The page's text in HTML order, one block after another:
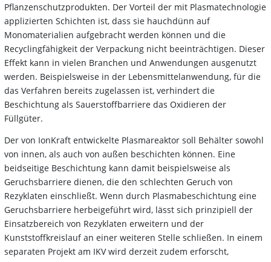
Pflanzenschutzprodukten. Der Vorteil der mit Plasmatechnologie
applizierten Schichten ist, dass sie hauchdünn auf
Monomaterialien aufgebracht werden können und die
Recyclingfähigkeit der Verpackung nicht beeinträchtigen. Dieser
Effekt kann in vielen Branchen und Anwendungen ausgenutzt
werden. Beispielsweise in der Lebensmittelanwendung, für die
das Verfahren bereits zugelassen ist, verhindert die
Beschichtung als Sauerstoffbarriere das Oxidieren der
Füllgüter.
Der von IonKraft entwickelte Plasmareaktor soll Behälter sowohl
von innen, als auch von außen beschichten können. Eine
beidseitige Beschichtung kann damit beispielsweise als
Geruchsbarriere dienen, die den schlechten Geruch von
Rezyklaten einschließt. Wenn durch Plasmabeschichtung eine
Geruchsbarriere herbeigeführt wird, lässt sich prinzipiell der
Einsatzbereich von Rezyklaten erweitern und der
Kunststoffkreislauf an einer weiteren Stelle schließen. In einem
separaten Projekt am IKV wird derzeit zudem erforscht,